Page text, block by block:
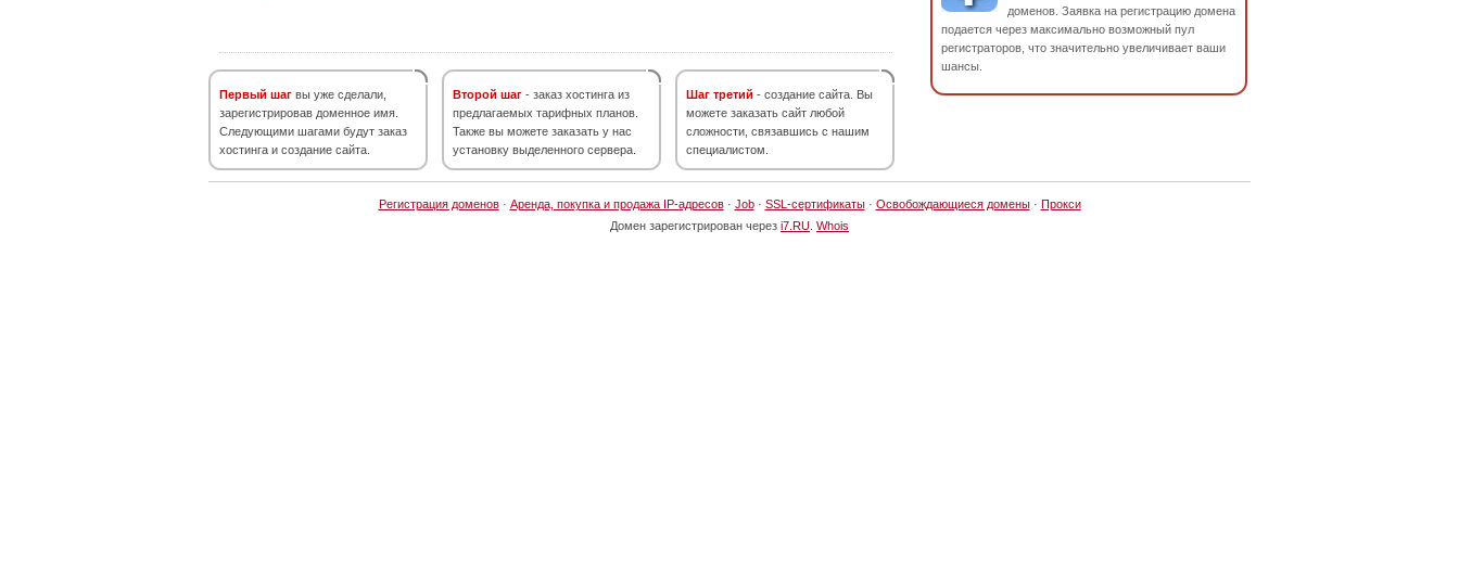
Первый шаг вы уже сделали,
зарегистрировав доменное имя.
Следующими шагами будут заказ
хостинга и создание сайта.
Второй шаг - заказ хостинга из
предлагаемых тарифных планов.
Также вы можете заказать у нас
установку выделенного сервера.
Шаг третий - создание сайта. Вы
можете заказать сайт любой
сложности, связавшись с нашим
специалистом.
доменов. Заявка на регистрацию домена
подается через максимально возможный пул
регистраторов, что значительно увеличивает ваши
шансы.
Регистрация доменов· Аренда, покупка и продажа IP-адресов· Job· SSL-сертификаты· Освобождающиеся домены· Прокси
Домен зарегистрирован через i7.RU Whois